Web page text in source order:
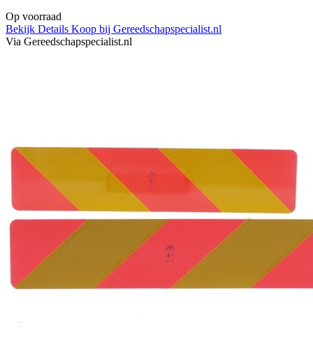
Op voorraad
Bekijk Details Koop bij Gereedschapspecialist.nl
Via Gereedschapspecialist.nl